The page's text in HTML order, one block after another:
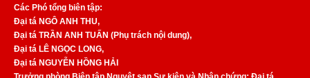
Các Phó tổng biên tập:
Đại tá NGÔ ANH THU,
Đại tá TRẦN ANH TUẤN (Phụ trách nội dung),
Đại tá LÊ NGỌC LONG,
Đại tá NGUYỄN HỒNG HẢI